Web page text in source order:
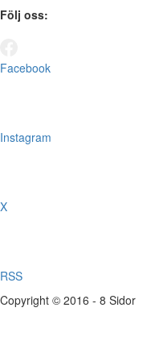
Följ oss:
Facebook
Instagram
X
RSS
Copyright © 2016 - 8 Sidor